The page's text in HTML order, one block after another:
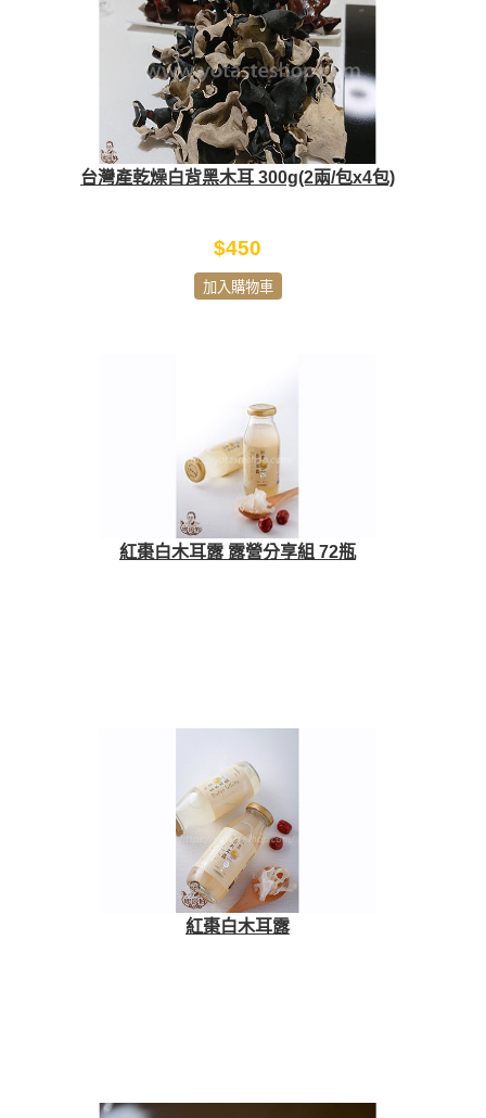
台灣產乾燥白背黑木耳 300g(2兩/包x4包)
$450
加入購物車
紅棗白木耳露 露營分享組 72瓶
紅棗白木耳露